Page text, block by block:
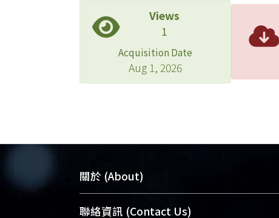
Views
1
Acquisition Date
Aug 1, 2026
關於 (About)
臺大位居世界頂尖大學之列，為永久珍藏
聯絡資訊 (Contact Us)